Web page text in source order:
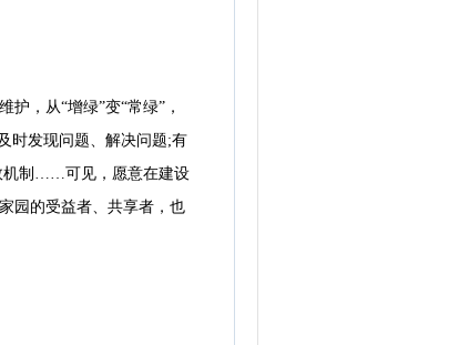
，从“增绿”变“常绿”，
时发现问题、解决问题;有
机制……可见，愿意在建设
园的受益者、共享者，也